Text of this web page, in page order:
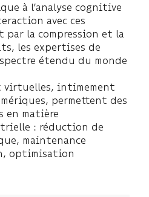
à l’analyse cognitive
avec ces
par la compression et la
les expertises de
étendu du monde
virtuelles, intimement
permettent des
en matière
: réduction de
maintenance
optimisation